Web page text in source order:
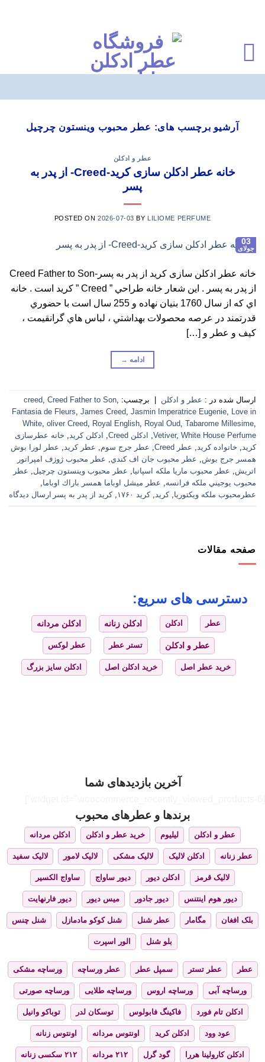
آرشیو برچسب های: عطر محبوب وينستون چرچيل
عطر و ادکلن
خانه عطر ادکلن سازی کرید-Creed- از پدر به
پسر
POSTED ON2026-07-03 BY LILIOME PERFUME
03
جولای
خانه عطر ادکلن سازی کرید از پدر به پسر-Creed Father to Son
از پدر به پسر . اين شعار خانه طراحي ” Creed ” کرید است . خانه
اي كه از سال 1760 بنيان نهاده و 255 سال است با حضوري
قدرتمند در عرصه محصولات بهداشتي ، لباس هاي گرانقيمت ،
كيف و عطر و […]
ادامه →
ارسال شده در : عطر و ادکلن برچسب: creed, Creed Father to Son,
Fantasia de Fleurs, James Creed, Jasmin Imperatrice Eugenie, Love in
White, oliver Creed, Royal English, Royal Oud, Tabarome Millesime,
Vetiver, White House Perfume
, ادکلن Creed , ادکلن کرید, خانه عطرسازی
کرید, خانواده کرید, عطر Creed , عطر جرج سوم, عطر کرید, عطر لورا بوش
همسر جرج بوش, عطر محبوب جان اف كندي, عطر محبوب ژوزف امپراتور
اتريش, عطر محبوب ماريا ملكه اسپانيا, عطر محبوب وينستون چرچيل, عطر
محبوب يوجيني ملكه فرانسه, عطر ميشل اوباما همسر باراك اوباما,
عطرمحبوب ملكه ويكتوريا,کرید,کرید ۱۷۶۰ ,کرید از پدر به پسر ارسال دیدگاه
صفحه مقالات
دسترسی های سریع:
عطر ادکلن ادکلن زنانه ادکلن مردانه
عطر و ادکلن تستر عطر عطر لوکس
خرید عطر اصل خرید ادکلن اصل ادکلن سایز بزرگ
آخرین بازدیدهای شما
برندها و عطرهای محبوب
عطر و ادکلن لیلیوم خرید عطر و ادکلن ادکلن مردانه
عطر زنانه ادکلن لالیک لالیک مشکی لالیک لامور لالیک سفید
لالیک قرمز ادکلن دیور دیور ساواج ساواج الکسیر
دیور هوم اینتنس دیور جادور میس دیور دیور فارنهایت
بلک افغان مگامار عطر شنل شنل کوکو مادمازل شنل چنس
بلو شنل الور اسپرت
عطر عطر تستر سمپل عطر عطر ورساچه ورساچه مشکی
ورساچه آبی ورساچه اروس ورساچه طلایی ورساچه صورتی
ادکلن تام فورد فاکینگ فابولوس توسکان لدر توباکو وانیل
عود وود ادکلن کرید اونتوس مردانه اونتوس زنانه
ادکلن کارولینا هررا گود گرل ۲۱۲ مردانه ۲۱۲ سکسی زنانه